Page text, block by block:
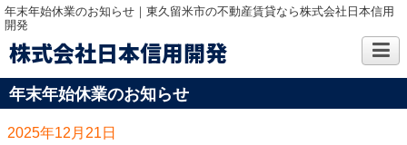
年末年始休業のお知らせ｜東久留米市の不動産賃貸なら株式会社日本信用
開発
株式会社日本信用開発
年末年始休業のお知らせ
2025年12月21日